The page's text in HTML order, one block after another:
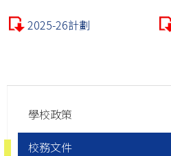
2025-26計劃
navigation
學校政策
校務文件